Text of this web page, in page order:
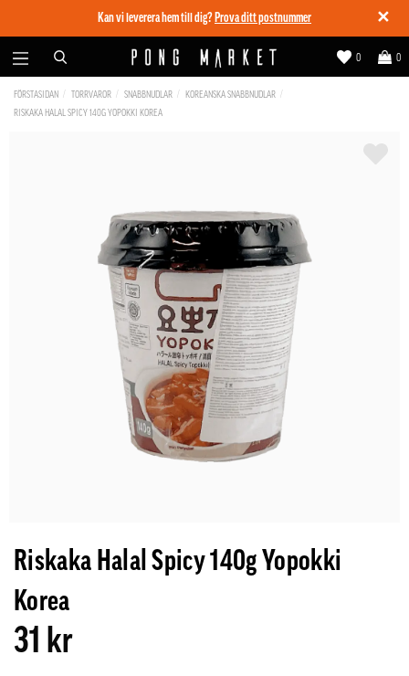
✕
Kan vi leverera hem till dig? Prova ditt postnummer
0
0
FÖRSTASIDAN TORRVAROR SNABBNUDLAR
KOREANSKA SNABBNUDLAR
RISKAKA HALAL SPICY 140G YOPOKKI KOREA
Riskaka Halal Spicy 140g Yopokki
Korea
31 kr